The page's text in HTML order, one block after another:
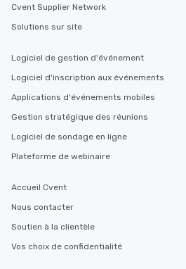
Cvent Supplier Network
Solutions sur site
Logiciel de gestion d'événement
Logiciel d'inscription aux événements
Applications d'événements mobiles
Gestion stratégique des réunions
Logiciel de sondage en ligne
Plateforme de webinaire
Accueil Cvent
Nous contacter
Soutien à la clientèle
Vos choix de confidentialité